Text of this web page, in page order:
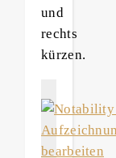
und
rechts
kürzen.